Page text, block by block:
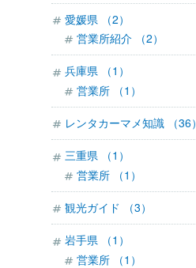
愛媛県 （2）
営業所紹介 （2）
兵庫県 （1）
営業所 （1）
レンタカーマメ知識 （36）
三重県 （1）
営業所 （1）
観光ガイド （3）
岩手県 （1）
営業所 （1）